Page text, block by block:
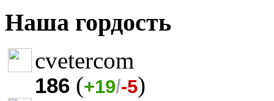
Наша гордость
cvetercom
186 (+19/-5)